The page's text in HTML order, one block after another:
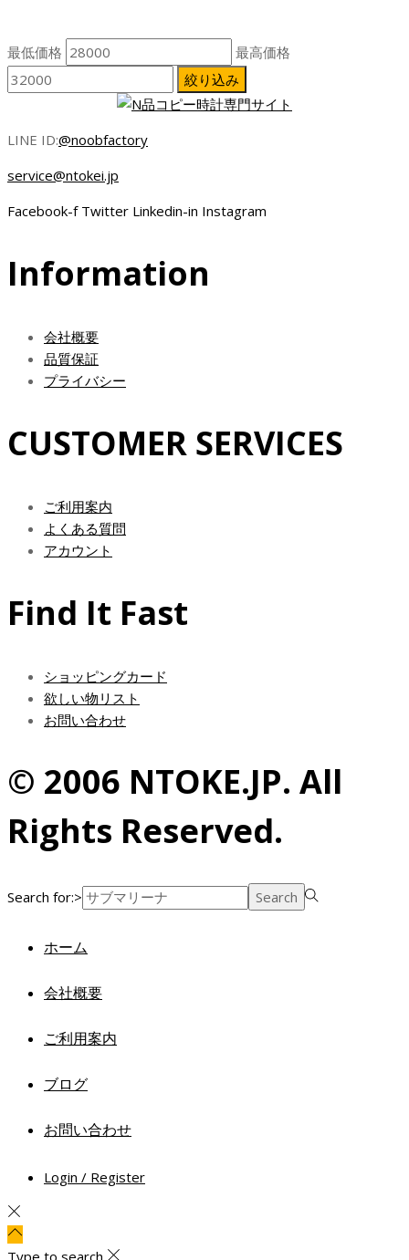
最低価格
最高価格
絞り込み
LINE ID:@noobfactory
service@ntokei.jp
Facebook-f Twitter Linkedin-in Instagram
Information
会社概要
品質保証
プライバシー
CUSTOMER SERVICES
ご利用案内
よくある質問
アカウント
Find It Fast
ショッピングカード
欲しい物リスト
お問い合わせ
© 2006 NTOKE.JP. All
Rights Reserved.
Search for:> Search
ホーム
会社概要
ご利用案内
ブログ
お問い合わせ
Login / Register